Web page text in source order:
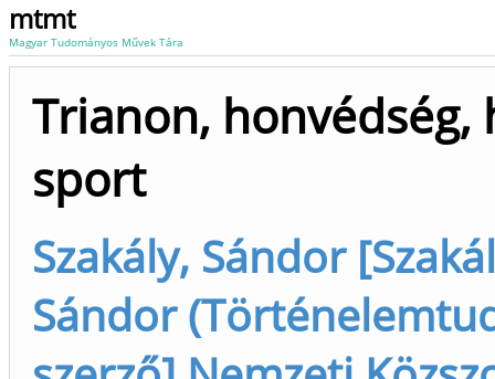
mtmt
Magyar Tudományos Művek Tára
Trianon, honvédség,
sport
Szakály, Sándor
Sándor